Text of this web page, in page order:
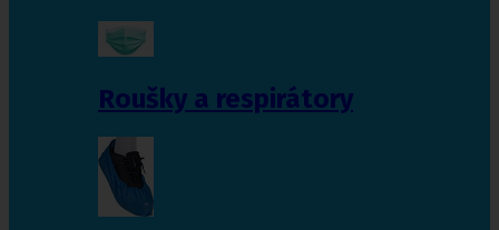
Roušky a respirátory